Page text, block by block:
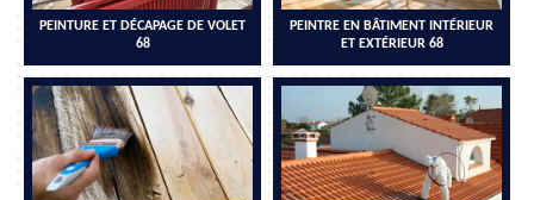
PEINTURE ET DÉCAPAGE DE VOLET
68
PEINTRE EN BÂTIMENT INTÉRIEUR
ET EXTÉRIEUR 68